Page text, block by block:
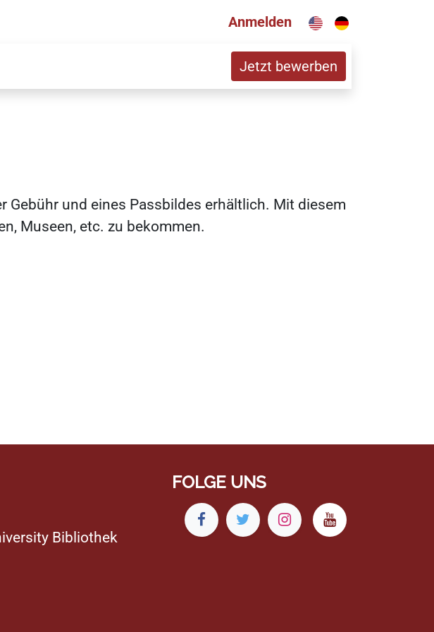
Anmelden
Jetzt bewerben
Gebühr und eines Passbildes erhältlich. Mit diesem
Museen, etc. zu bekommen.
Bibliothek
FOLGE UNS